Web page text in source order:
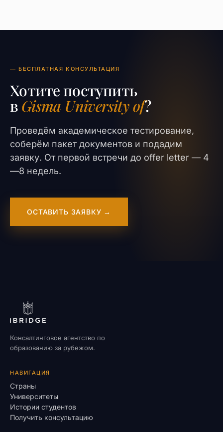
— БЕСПЛАТНАЯ КОНСУЛЬТАЦИЯ
Хотите поступить
в Gisma University of?
Проведём академическое тестирование,
соберём пакет документов и подадим
заявку. От первой встречи до offer letter — 4
—8 недель.
ОСТАВИТЬ ЗАЯВКУ →
Консалтинговое агентство по
образованию за рубежом.
НАВИГАЦИЯ
Страны
Университеты
Истории студентов
Получить консультацию